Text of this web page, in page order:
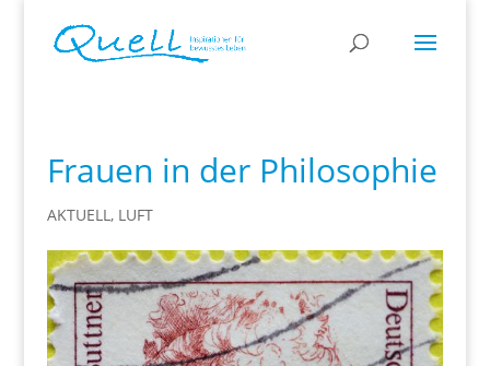
Frauen in der Philosophie
AKTUELL, LUFT